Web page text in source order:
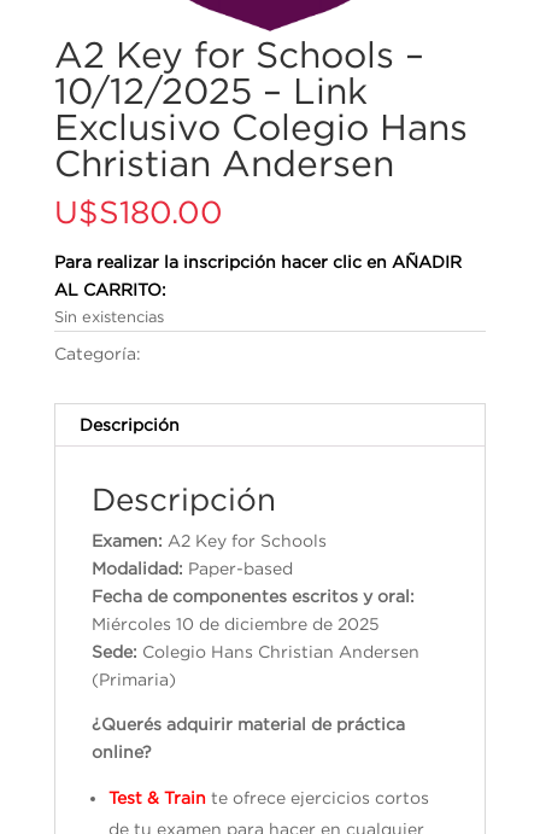
A2 Key for Schools –
10/12/2025 – Link
Exclusivo Colegio Hans
Christian Andersen
U$S180.00
Para realizar la inscripción hacer clic en AÑADIR
AL CARRITO:
Sin existencias
Categoría:
Descripción
Descripción
Examen: A2 Key for Schools
Modalidad: Paper-based
Fecha de componentes escritos y oral:
Miércoles 10 de diciembre de 2025
Sede: Colegio Hans Christian Andersen
(Primaria)
¿Querés adquirir material de práctica
online?
Test & Train te ofrece ejercicios cortos
de tu examen para hacer en cualquier